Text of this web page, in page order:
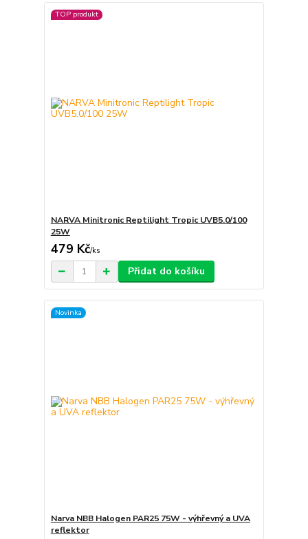
TOP produkt
NARVA Minitronic Reptilight Tropic UVB5.0/100
25W
479 Kč/ks
Přidat do košíku
Novinka
Narva NBB Halogen PAR25 75W - výhřevný a UVA
reflektor